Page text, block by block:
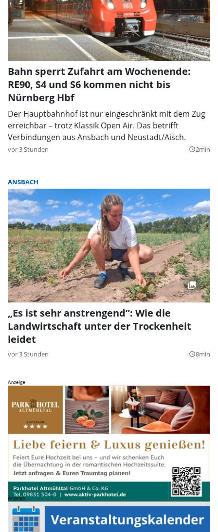
Bahn sperrt Zufahrt am Wochenende:
RE90, S4 und S6 kommen nicht bis
Nürnberg Hbf
Der Hauptbahnhof ist nur eingeschränkt mit dem Zug
erreichbar – trotz Klassik Open Air. Das betrifft
Verbindungen aus Ansbach und Neustadt/Aisch.
vor 3 Stunden query_builder2min
ANSBACH
„Es ist sehr anstrengend”: Wie die
Landwirtschaft unter der Trockenheit
leidet
vor 3 Stunden query_builder8min